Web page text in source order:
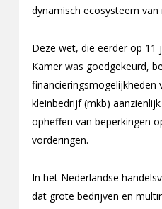
dynamisch ecosysteem van
Deze wet, die eerder op 11
Kamer was goedgekeurd,
financieringsmogelijkheden
kleinbedrijf (mkb)
opheffen van beperkingen
vorderingen.
In het Nederlandse
dat grote bedrijven en